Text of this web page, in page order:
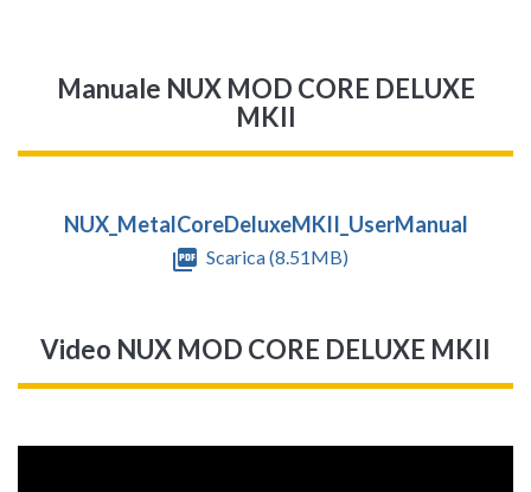
Manuale NUX MOD CORE DELUXE
MKII
NUX_MetalCoreDeluxeMKII_UserManual
picture_as_pdf Scarica (8.51MB)
Video NUX MOD CORE DELUXE MKII